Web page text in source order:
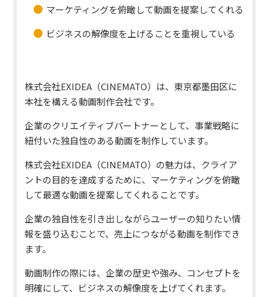
マーケティングを俯瞰して動画を提案してくれる
ビジネスの解像度を上げることを重視している
株式会社EXIDEA（CINEMATO）は、東京都墨田区に
本社を構える動画制作会社です。
企業のクリエイティブパートナーとして、事業戦略に
紐付いた独自性のある動画を制作しています。
株式会社EXIDEA（CINEMATO）の魅力は、クライア
ントの目的を達成するために、マーケティングを俯瞰
して最適な動画を提案してくれることです。
企業の独自性を引き出しながらユーザーの知りたい情
報を盛り込むことで、売上につながる動画を制作でき
ます。
動画制作の際には、企業の歴史や強み、コンセプトを
明確にして、ビジネスの解像度を上げてくれます。